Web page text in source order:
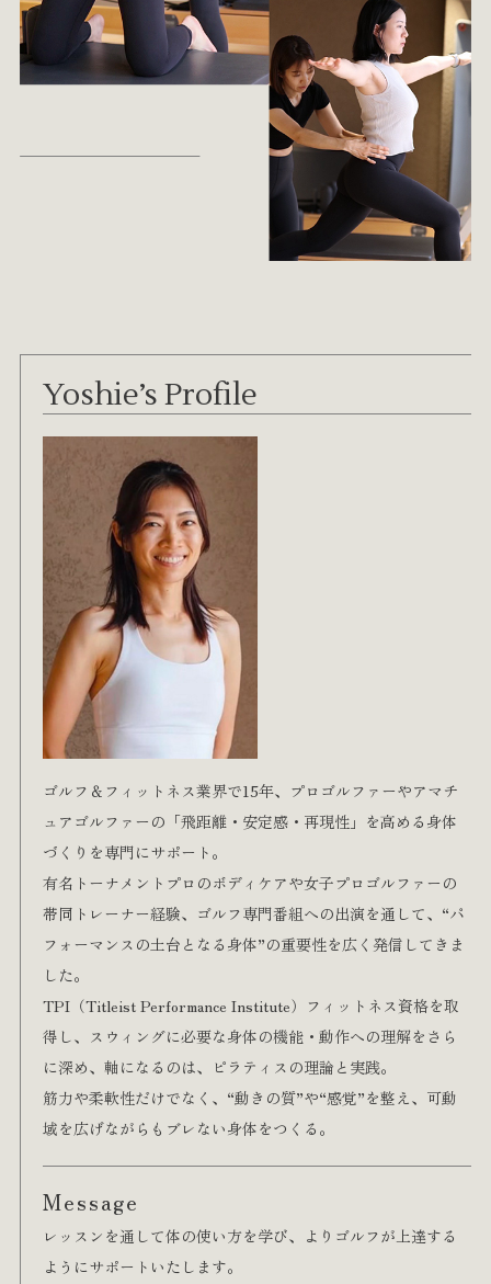
Yoshie’s Profile
ゴルフ＆フィットネス業界で15年、プロゴルファーやアマチ
ュアゴルファーの「飛距離・安定感・再現性」を高める身体
づくりを専門にサポート。
有名トーナメントプロのボディケアや女子プロゴルファーの
帯同トレーナー経験、ゴルフ専門番組への出演を通して、“パ
フォーマンスの土台となる身体”の重要性を広く発信してきま
した。
TPI（Titleist Performance Institute）フィットネス資格を取
得し、スウィングに必要な身体の機能・動作への理解をさら
に深め、軸になるのは、ピラティスの理論と実践。
筋力や柔軟性だけでなく、“動きの質”や“感覚”を整え、可動
域を広げながらもブレない身体をつくる。
Message
レッスンを通して体の使い方を学び、よりゴルフが上達する
ようにサポートいたします。